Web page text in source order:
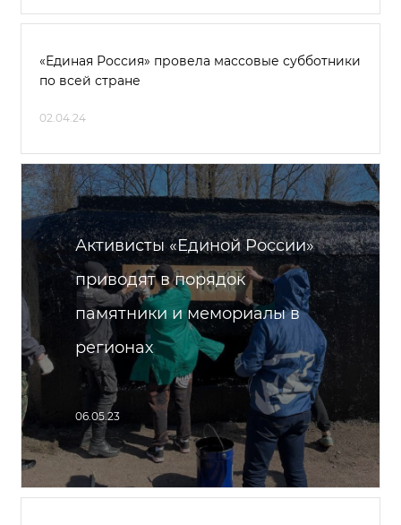
«Единая Россия» провела массовые субботники
по всей стране
02.04.24
Активисты «Единой России»
приводят в порядок
памятники и мемориалы в
регионах
06.05.23